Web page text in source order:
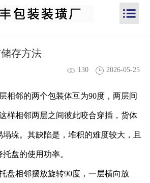
存方法
130 2026-05-25
相邻的两个包装体互为90度，两层间
样相邻两层之间彼此咬合穿插，货体
垛。其缺陷是，堆积的难度较大，且
盘的使用功率。
盘相邻摆放旋转90度，一层横向放